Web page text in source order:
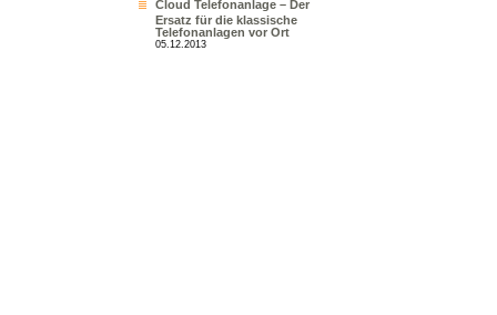
Cloud Telefonanlage – Der
Ersatz für die klassische
Telefonanlagen vor Ort
05.12.2013